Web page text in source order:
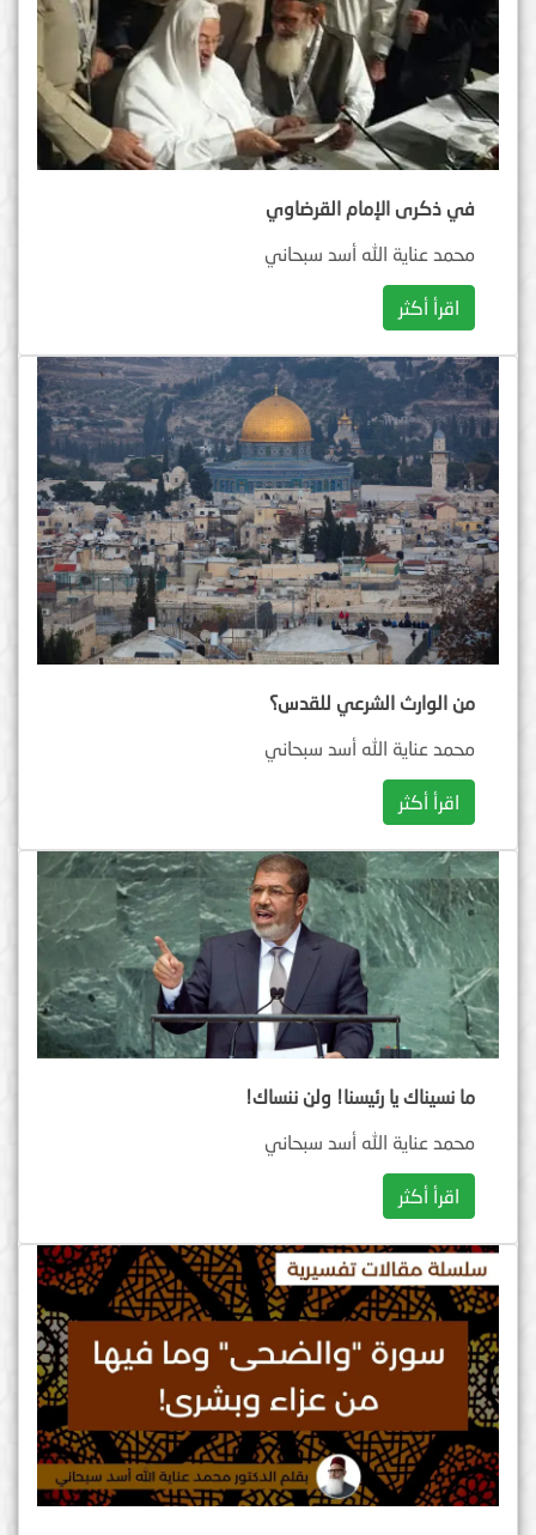
في ذكرى الإمام القرضاوي
محمد عناية الله أسد سبحاني
اقرأ أكثر
من الوارث الشرعي للقدس؟
محمد عناية الله أسد سبحاني
اقرأ أكثر
ما نسيناك يا رئيسنا! ولن ننساك!
محمد عناية الله أسد سبحاني
اقرأ أكثر